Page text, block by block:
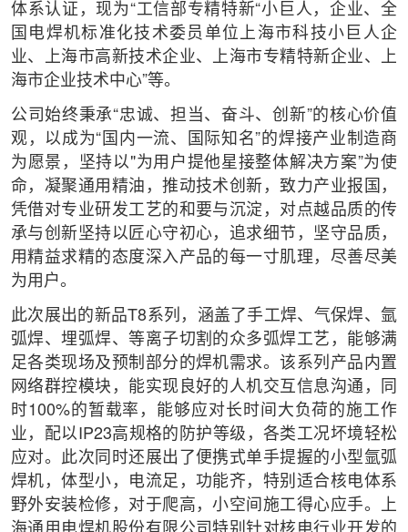
体系认证，现为“工信部专精特新“小巨人，企业、全
国电焊机标准化技术委员单位上海市科技小巨人企
业、上海市高新技术企业、上海市专精特新企业、上
海市企业技术中心”等。
公司始终秉承“忠诚、担当、奋斗、创新”的核心价值
观，以成为“国内一流、国际知名”的焊接产业制造商
为愿景，坚持以"为用户提他星接整体解决方案”为使
命，凝聚通用精油，推动技术创新，致力产业报国，
凭借对专业研发工艺的和要与沉淀，对点越品质的传
承与创新坚持以匠心守初心，追求细节，坚守品质，
用精益求精的态度深入产品的每一寸肌理，尽善尽美
为用户。
此次展出的新品T8系列，涵盖了手工焊、气保焊、氩
弧焊、埋弧焊、等离子切割的众多弧焊工艺，能够满
足各类现场及预制部分的焊机需求。该系列产品内置
网络群控模块，能实现良好的人机交互信息沟通，同
时100%的暂载率，能够应对长时间大负荷的施工作
业，配以IP23高规格的防护等级，各类工况坏境轻松
应对。此次同时还展出了便携式单手提握的小型氩弧
焊机，体型小，电流足，功能齐，特别适合核电体系
野外安装检修，对于爬高，小空间施工得心应手。上